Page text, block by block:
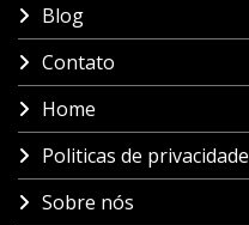
Blog
Contato
Home
Politicas de privacidade
Sobre nós